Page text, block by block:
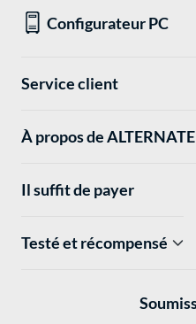
Configurateur PC
Service client
À propos de ALTERNATE
Il suffit de payer
Testé et récompensé